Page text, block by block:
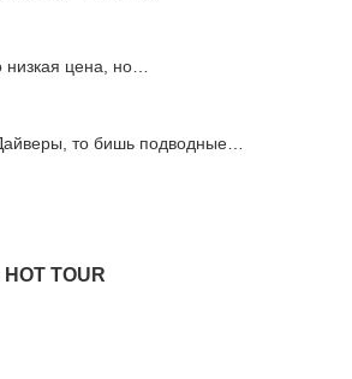
низкая цена, но…
то бишь подводные…
TOUR